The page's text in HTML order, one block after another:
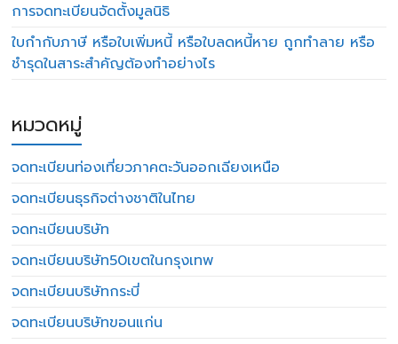
การจดทะเบียนจัดตั้งมูลนิธิ
ใบกำกับภาษี หรือใบเพิ่มหนี้ หรือใบลดหนี้หาย ถูกทำลาย หรือ
ชำรุดในสาระสำคัญต้องทำอย่างไร
หมวดหมู่
จดทะเบียนท่องเที่ยวภาคตะวันออกเฉียงเหนือ
จดทะเบียนธุรกิจต่างชาติในไทย
จดทะเบียนบริษัท
จดทะเบียนบริษัท50เขตในกรุงเทพ
จดทะเบียนบริษัทกระบี่
จดทะเบียนบริษัทขอนแก่น